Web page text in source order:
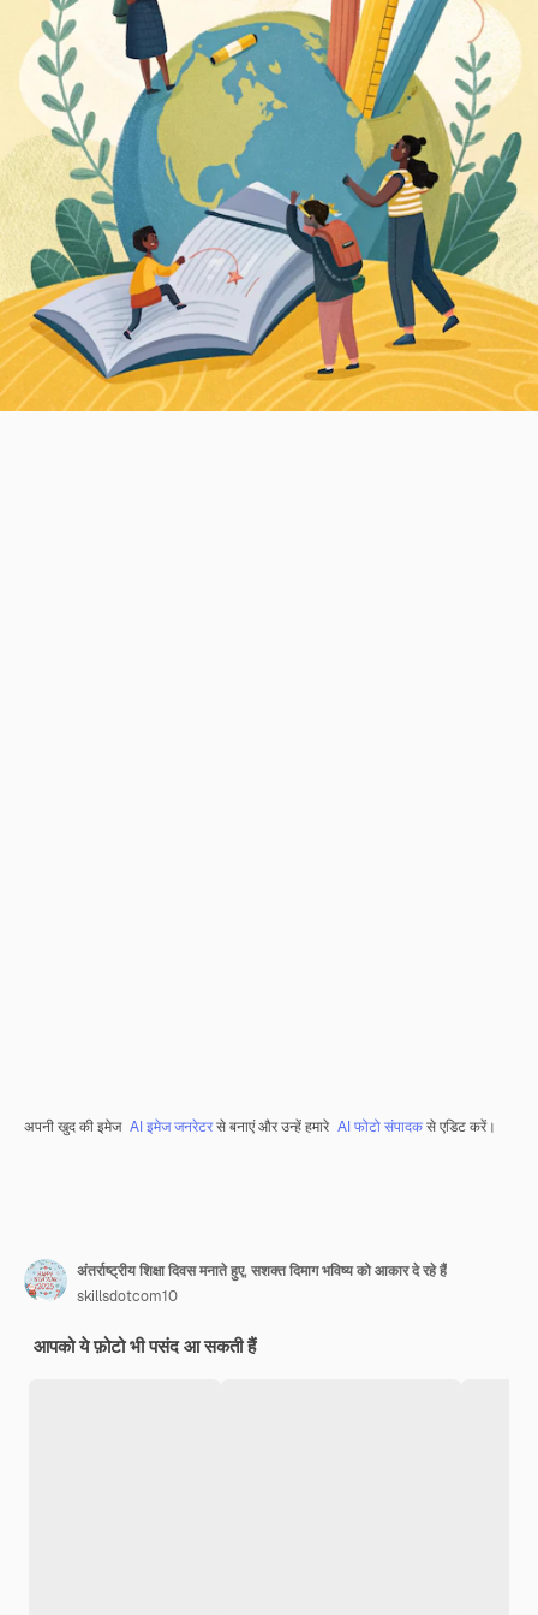
अपनी खुद की इमेज AI इमेज जनरेटरसे बनाएं और उन्हें हमारे AI फोटो संपादकसे एडिट करें।
अंतर्राष्ट्रीय शिक्षा दिवस मनाते हुए, सशक्त दिमाग भविष्य को आकार दे रहे हैं
skillsdotcom10
आपको ये फ़ोटो भी पसंद आ सकती हैं